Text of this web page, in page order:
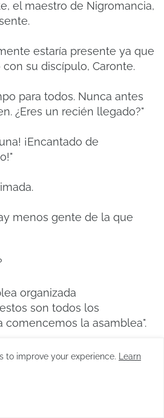
el maestro de Nigromancia,
estaría presente ya que
su discípulo, Caronte.
para todos. Nunca antes
¿Eres un recién llegado?"
¡Encantado de
menos gente de la que
organizada
son todos los
comencemos la asamblea".
resolvió mis dudas, anunció
Páginas de Pereza.
to improve your experience.
Learn